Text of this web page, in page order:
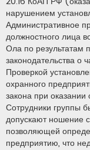
о
б
щ
е
н
и
е
нарушением
Административное
должностного лица
Ола по результатам
законодательства о
Проверкой
охранного
закона при оказании
Сотрудники группы
допускают ношение
позволяющей
предприятию, что